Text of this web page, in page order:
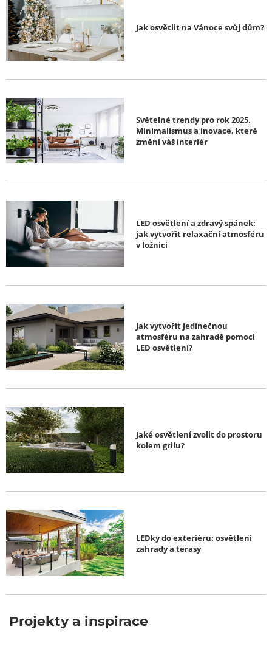
Jak osvětlit na Vánoce svůj dům?
Světelné trendy pro rok 2025.
Minimalismus a inovace, které
změní váš interiér
LED osvětlení a zdravý spánek:
jak vytvořit relaxační atmosféru
v ložnici
Jak vytvořit jedinečnou
atmosféru na zahradě pomocí
LED osvětlení?
Jaké osvětlení zvolit do prostoru
kolem grilu?
LEDky do exteriéru: osvětlení
zahrady a terasy
Projekty a inspirace